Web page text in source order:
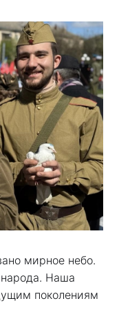
мирное небо.
Наша
поколениям